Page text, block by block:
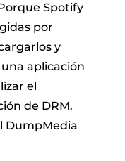
Spotify
por
y
aplicación
el
de DRM.
DumpMedia